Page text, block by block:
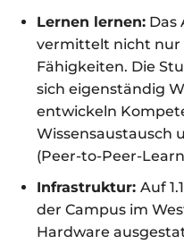
Lernen lernen: Das
vermittelt nicht nur
Fähigkeiten. Die
sich eigenständig
entwickeln
Wissensaustausch
(Peer-to-Peer-
Infrastruktur: Auf
der Campus im
Hardware